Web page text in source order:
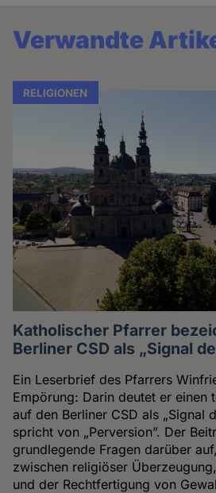
Verwandte
RELIGIONEN
Katholischer Pfarrer
Berliner CSD als „Signal
Ein Leserbrief des Pfarrers
Empörung: Darin deutet er einen
auf den Berliner CSD als „Signal
spricht von „Perversion”. Der
grundlegende Fragen darüber
zwischen religiöser
und der Rechtfertigung von